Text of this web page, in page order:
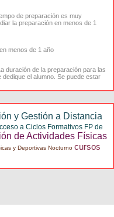
de preparación es muy
la preparación en menos de 1
menos de 1 año
duración de la preparación para las
el alumno. Se puede estar
y Gestión a Distancia
a Ciclos Formativos FP de
de Actividades Físicas
y Deportivas Nocturno cursos